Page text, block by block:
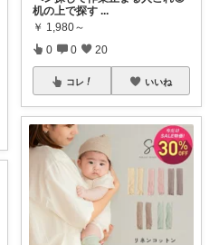
机の上で探す ...
￥ 1,980～
0 0 20
コレ いいね